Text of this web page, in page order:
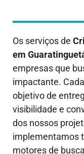
Os serviços de
em
empresas que
impactante.
objetivo de
visibilidade e
dos nossos
implementamos
motores de